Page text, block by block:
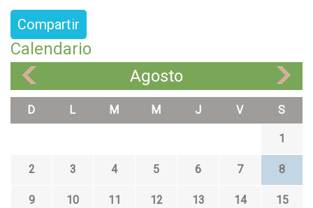
Compartir
Calendario
Agosto
D L M M J V S
1
2 3 4 5 6 7 8
9 10 11 12 13 14 15